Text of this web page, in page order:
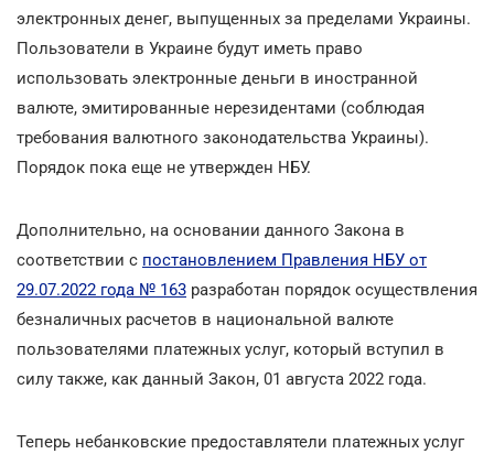
электронных денег, выпущенных за пределами Украины.
Пользователи в Украине будут иметь право
использовать электронные деньги в иностранной
валюте, эмитированные нерезидентами (соблюдая
требования валютного законодательства Украины).
Порядок пока еще не утвержден НБУ.
Дополнительно, на основании данного Закона в
соответствии с постановлением Правления НБУ от
29.07.2022 года № 163 разработан порядок осуществления
безналичных расчетов в национальной валюте
пользователями платежных услуг, который вступил в
силу также, как данный Закон, 01 августа 2022 года.
Теперь небанковские предоставлятели платежных услуг